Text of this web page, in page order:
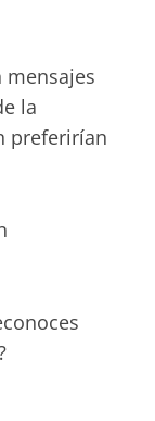
mensajes
la
preferirían